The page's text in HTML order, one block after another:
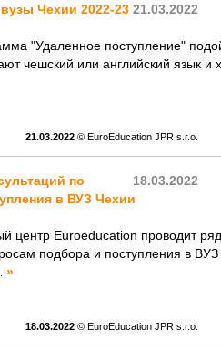
21.03.2022
Чехии 2022-23
"Удаленное поступление"
чешский или английский язык и
21.03.2022 © EuroEducation JPR s.r.o.
18.03.2022
по
в ВУЗ Чехии
центр Euroeducation проводит
подбора и поступления в
»
18.03.2022 © EuroEducation JPR s.r.o.